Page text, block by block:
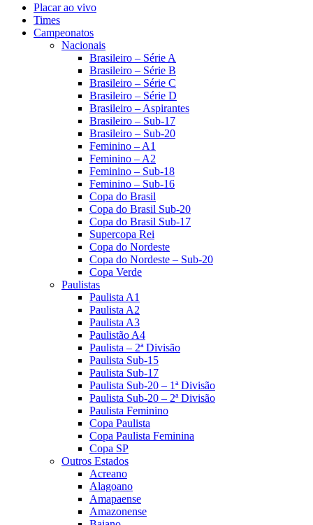
Placar ao vivo
Times
Campeonatos
Nacionais
Brasileiro – Série A
Brasileiro – Série B
Brasileiro – Série C
Brasileiro – Série D
Brasileiro – Aspirantes
Brasileiro – Sub-17
Brasileiro – Sub-20
Feminino – A1
Feminino – A2
Feminino – Sub-18
Feminino – Sub-16
Copa do Brasil
Copa do Brasil Sub-20
Copa do Brasil Sub-17
Supercopa Rei
Copa do Nordeste
Copa do Nordeste – Sub-20
Copa Verde
Paulistas
Paulista A1
Paulista A2
Paulista A3
Paulistão A4
Paulista – 2ª Divisão
Paulista Sub-15
Paulista Sub-17
Paulista Sub-20 – 1ª Divisão
Paulista Sub-20 – 2ª Divisão
Paulista Feminino
Copa Paulista
Copa Paulista Feminina
Copa SP
Outros Estados
Acreano
Alagoano
Amapaense
Amazonense